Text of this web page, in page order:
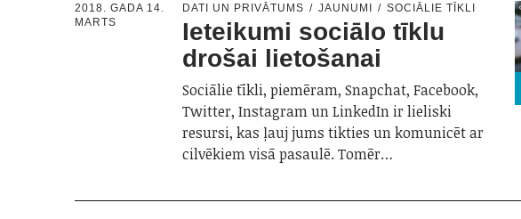
2018. GADA 14.
MARTS
DATI UN PRIVĀTUMS JAUNUMI SOCIĀLIE TĪKLI
Ieteikumi sociālo tīklu
drošai lietošanai
Sociālie tīkli, piemēram, Snapchat, Facebook,
Twitter, Instagram un LinkedIn ir lieliski
resursi, kas ļauj jums tikties un komunicēt ar
cilvēkiem visā pasaulē. Tomēr…